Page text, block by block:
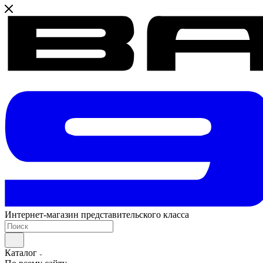
Интернет-магазин представительского класса
Каталог